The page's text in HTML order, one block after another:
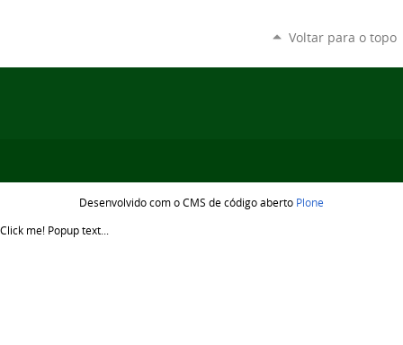
Voltar para o topo
Desenvolvido com o CMS de código aberto Plone
Click me! Popup text...